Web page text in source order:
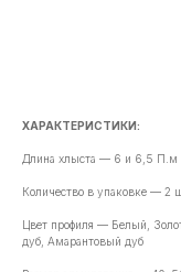
ХАРАКТЕРИСТИКИ:
Длина хлыста — 6 и 6,5 П.м
Количество в упаковке — 2
Цвет профиля — Белый,
дуб, Амарантовый дуб